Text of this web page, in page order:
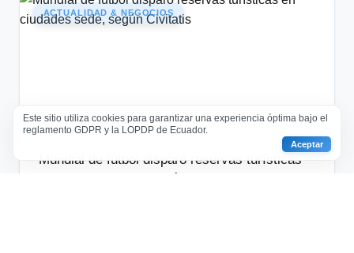
ACTUALIDAD & NEGOCIOS
Mundial de fútbol disparó reservas turísticas
Este sitio utiliza cookies para garantizar una experiencia óptima bajo el
reglamento GDPR y la LOPDP de Ecuador.
Aceptar